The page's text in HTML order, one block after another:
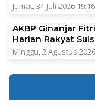
Jumat, 31 Juli 2026
AKBP Ginanjar
Harian Rakyat
Minggu, 2 Agustus